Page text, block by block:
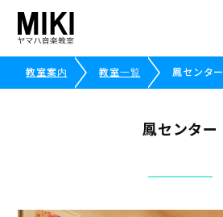
教室案内 教室一覧 鳳センター
鳳センター